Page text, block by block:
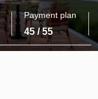
Payment plan
45 / 55